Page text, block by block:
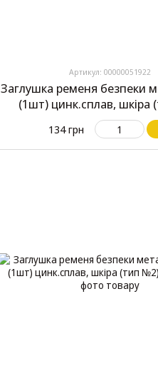
Артикул: 00000051922
Заглушка ременя безпеки
(1шт) цинк.сплав, шкіра
134 грн